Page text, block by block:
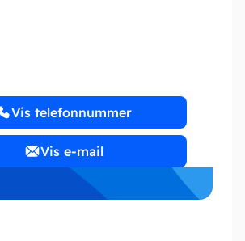
Vis telefonnummer
Vis e-mail